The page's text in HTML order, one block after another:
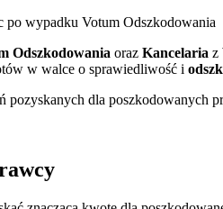
Odszkodowania oraz Kancelaria z
w walce o sprawiedliwość i
pozyskanych dla